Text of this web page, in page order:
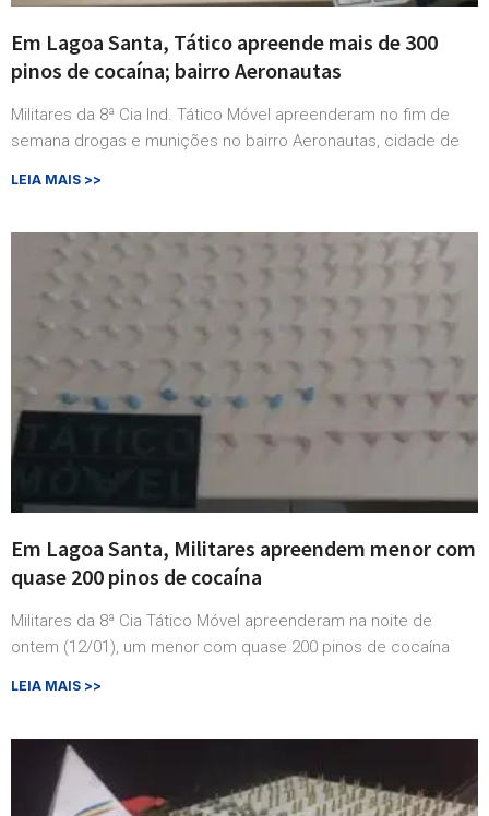
Em Lagoa Santa, Tático apreende mais de 300
pinos de cocaína; bairro Aeronautas
Militares da 8ª Cia Ind. Tático Móvel apreenderam no fim de
semana drogas e munições no bairro Aeronautas, cidade de
LEIA MAIS >>
Em Lagoa Santa, Militares apreendem menor com
quase 200 pinos de cocaína
Militares da 8ª Cia Tático Móvel apreenderam na noite de
ontem (12/01), um menor com quase 200 pinos de cocaína
LEIA MAIS >>